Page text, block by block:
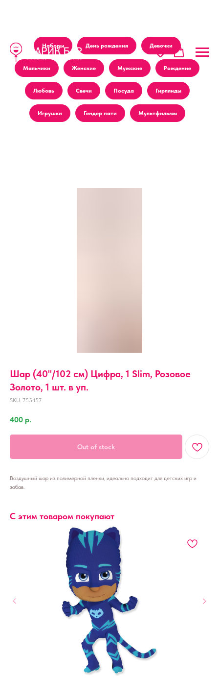
Наборы День рождения Девочки
Мальчики Женские Мужские Рождение
Любовь Свечи Посуда Гирлянды
Игрушки Гендер пати Мультфильмы
Шар (40''/102 см) Цифра, 1 Slim, Розовое
Золото, 1 шт. в уп.
SKU: 755457
400 р.
Out of stock
Воздушный шар из полимерной пленки, идеально подходит для детских игр и
забав.
С этим товаром покупают